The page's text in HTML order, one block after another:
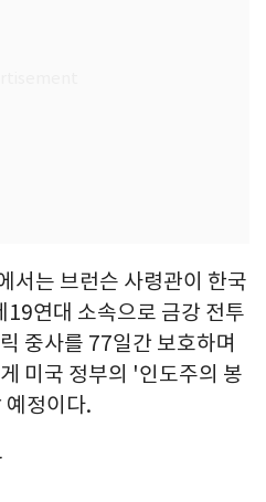
서는 브런슨 사령관이 한국
연대 소속으로 금강 전투
중사를 77일간 보호하며
미국 정부의 '인도주의 봉
정이다.